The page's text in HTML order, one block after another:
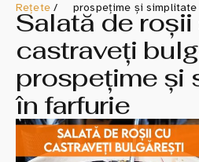
Rețete/
prospețime și
Salată de roșii
castraveți
prospețime și
în farfurie